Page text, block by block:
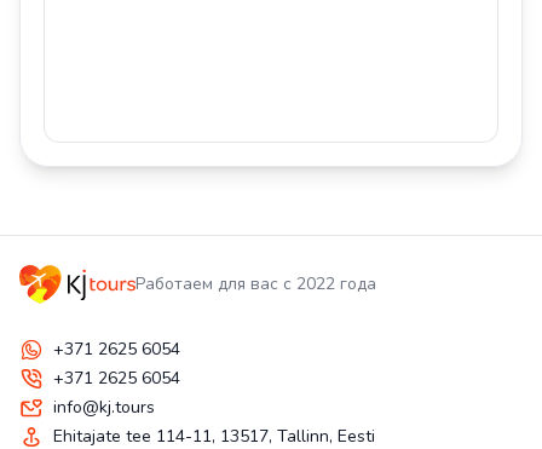
Работаем для вас с 2022 года
+371 2625 6054
+371 2625 6054
info@kj.tours
Ehitajate tee 114-11, 13517, Tallinn, Eesti